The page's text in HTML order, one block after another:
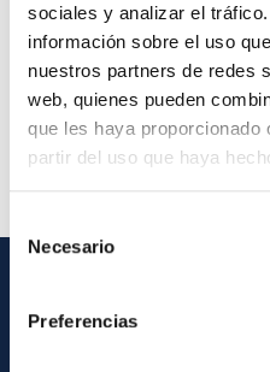
sociales y analizar el
información sobre el uso
nuestros partners de redes
web, quienes pueden
que les haya proporcionado
partir del uso que haya
Necesario
Preferencias
Inicio de la reunión:27/
Localización:
Descripción: